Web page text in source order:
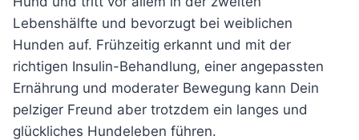
Lebenshälfte und bevorzugt bei weiblichen
Hunden auf. Frühzeitig erkannt und mit der
richtigen Insulin-Behandlung, einer angepassten
Ernährung und moderater Bewegung kann Dein
pelziger Freund aber trotzdem ein langes und
glückliches Hundeleben führen.